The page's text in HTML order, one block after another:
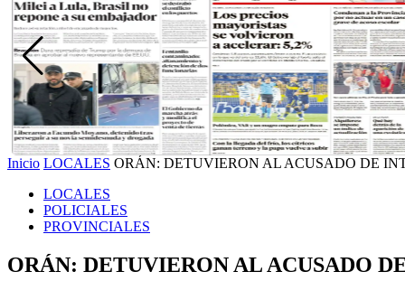
Inicio LOCALES ORÁN: DETUVIERON AL ACUSADO DE
LOCALES
POLICIALES
PROVINCIALES
ORÁN: DETUVIERON AL ACUSADO